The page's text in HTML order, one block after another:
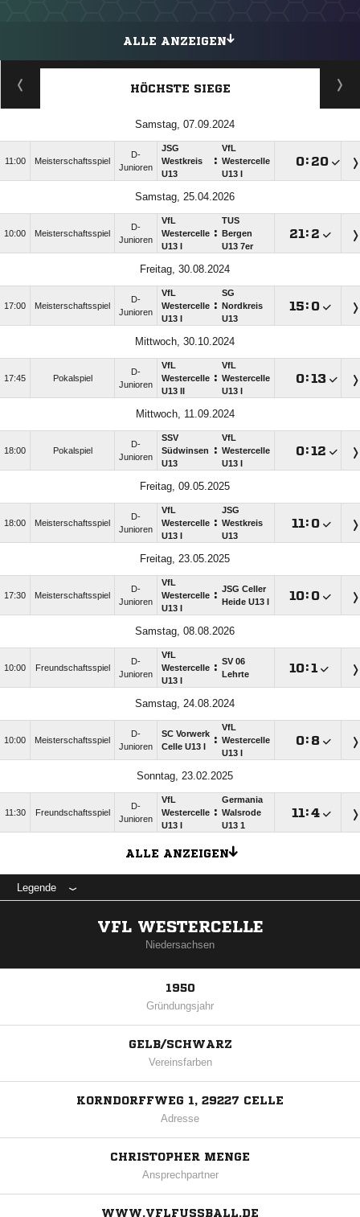
ALLE ANZEIGEN
HÖCHSTE SIEGE
Samstag, 07.09.2024
11:00 Meisterschaftsspiel
D-
Junioren
JSG
Westkreis
U13
:
VfL
Westercelle
U13 I
: 
Samstag, 25.04.2026
10:00 Meisterschaftsspiel
D-
Junioren
VfL
Westercelle
U13 I
:
TUS
Bergen
U13 7er
: 
Freitag, 30.08.2024
17:00 Meisterschaftsspiel
D-
Junioren
VfL
Westercelle
U13 I
:
SG
Nordkreis
U13
: 
Mittwoch, 30.10.2024
17:45 Pokalspiel
D-
Junioren
VfL
Westercelle
U13 II
:
VfL
Westercelle
U13 I
:
Mittwoch, 11.09.2024
18:00 Pokalspiel
D-
Junioren
SSV
Südwinsen
U13
:
VfL
Westercelle
U13 I
:
Freitag, 09.05.2025
18:00 Meisterschaftsspiel
D-
Junioren
VfL
Westercelle
U13 I
:
JSG
Westkreis
U13
: 
Freitag, 23.05.2025
17:30 Meisterschaftsspiel
D-
Junioren
VfL
Westercelle
U13 I
: JSG Celler
Heide U13 I
: 
Samstag, 08.08.2026
10:00 Freundschaftsspiel
D-
Junioren
VfL
Westercelle
U13 I
: SV 06
Lehrte
:
Samstag, 24.08.2024
10:00 Meisterschaftsspiel
D-
Junioren
SC Vorwerk
Celle U13 I
:
VfL
Westercelle
U13 I
: 
Sonntag, 23.02.2025
11:30 Freundschaftsspiel
D-
Junioren
VfL
Westercelle
U13 I
:
Germania
Walsrode
U13 1
:
ALLE ANZEIGEN
Legende
VFL WESTERCELLE
Niedersachsen
1950
Gründungsjahr
GELB/SCHWARZ
Vereinsfarben
KORNDORFFWEG 1, 29227 CELLE
Adresse
CHRISTOPHER MENGE
Ansprechpartner
WWW.VFLFUSSBALL.DE